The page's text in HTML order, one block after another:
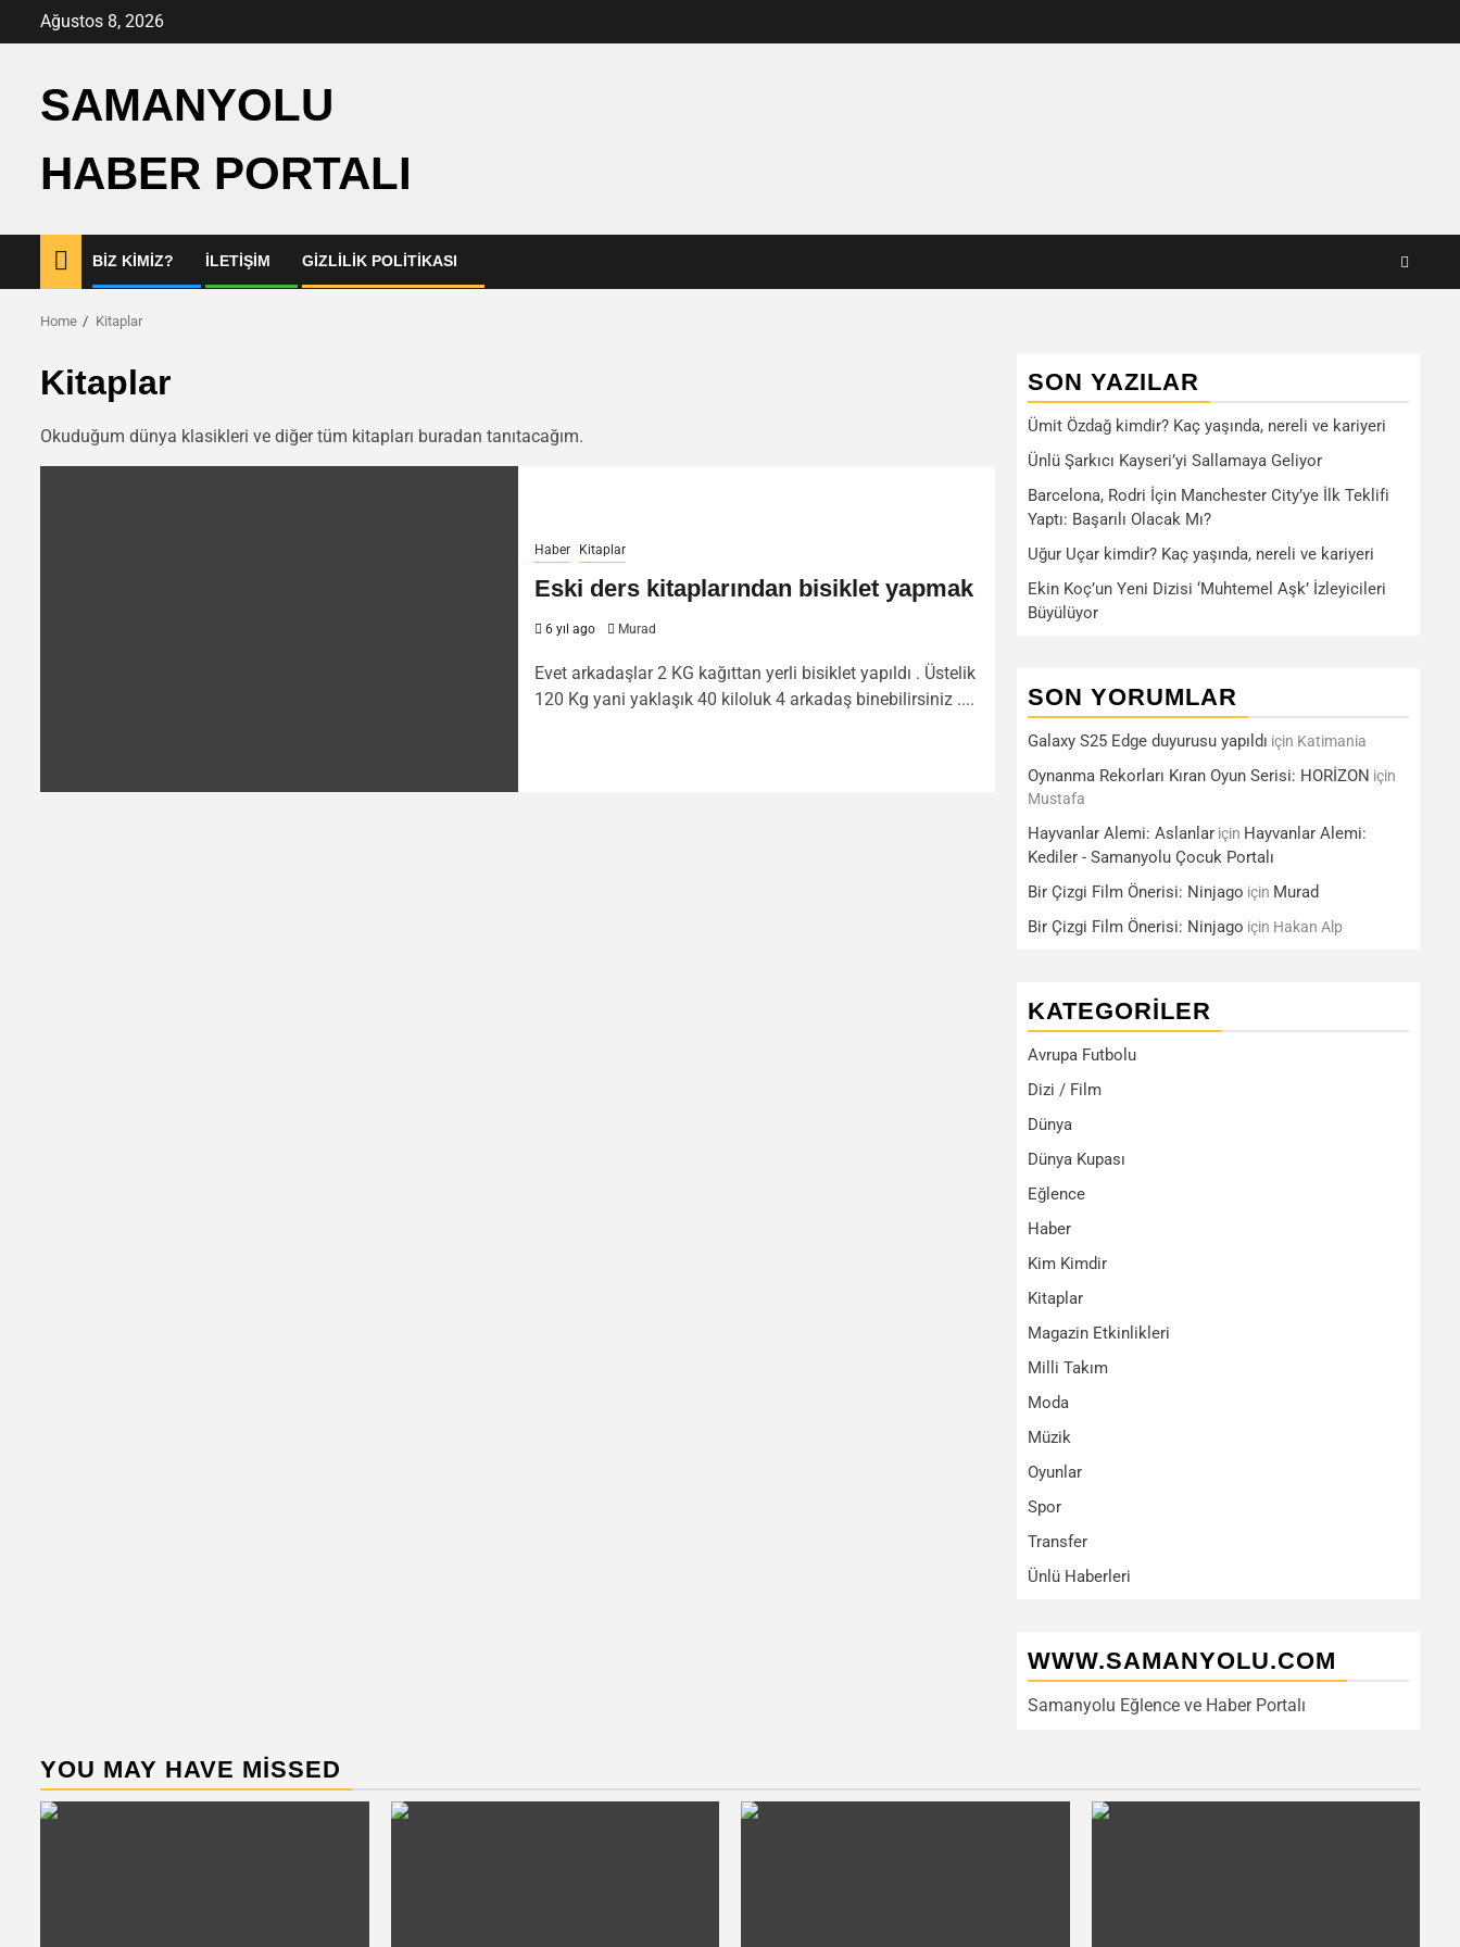
Ağustos 8, 2026
SAMANYOLU
HABER PORTALI
BIZ KIMIZ? İLETIŞIM GIZLILIK POLITIKASI
Home Kitaplar
Kitaplar
Okuduğum dünya klasikleri ve diğer tüm kitapları buradan tanıtacağım.
Haber Kitaplar
Eski ders kitaplarından bisiklet yapmak
6 yıl ago Murad
Evet arkadaşlar 2 KG kağıttan yerli bisiklet yapıldı . Üstelik
120 Kg yani yaklaşık 40 kiloluk 4 arkadaş binebilirsiniz ....
SON YAZILAR
Ümit Özdağ kimdir? Kaç yaşında, nereli ve kariyeri
Ünlü Şarkıcı Kayseri’yi Sallamaya Geliyor
Barcelona, Rodri İçin Manchester City’ye İlk Teklifi
Yaptı: Başarılı Olacak Mı?
Uğur Uçar kimdir? Kaç yaşında, nereli ve kariyeri
Ekin Koç’un Yeni Dizisi ‘Muhtemel Aşk’ İzleyicileri
Büyülüyor
SON YORUMLAR
Galaxy S25 Edge duyurusu yapıldı için Katimania
Oynanma Rekorları Kıran Oyun Serisi: HORİZON için
Mustafa
Hayvanlar Alemi: Aslanlar için Hayvanlar Alemi:
Kediler - Samanyolu Çocuk Portalı
Bir Çizgi Film Önerisi: Ninjago için Murad
Bir Çizgi Film Önerisi: Ninjago için Hakan Alp
KATEGORILER
Avrupa Futbolu
Dizi / Film
Dünya
Dünya Kupası
Eğlence
Haber
Kim Kimdir
Kitaplar
Magazin Etkinlikleri
Milli Takım
Moda
Müzik
Oyunlar
Spor
Transfer
Ünlü Haberleri
WWW.SAMANYOLU.COM
Samanyolu Eğlence ve Haber Portalı
YOU MAY HAVE MISSED